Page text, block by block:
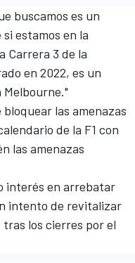
buscamos es un
estamos en la
Carrera 3 de la
en 2022, es un
las amenazas
de la F1 con
las amenazas
interés en arrebatar
intento de revitalizar
los cierres por el